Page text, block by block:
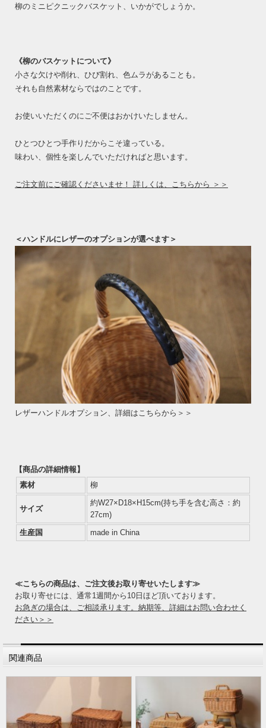
柳のミニピクニックバスケット、いかがでしょうか。
《柳のバスケットについて》
小さな欠けや削れ、ひび割れ、色ムラがあることも。
それも自然素材ならではのことです。
お使いいただくのにご不便はおかけいたしません。
ひとつひとつ手作りだからこそ違っている。
味わい、個性を楽しんでいただければと思います。
ご注文前にご確認くださいませ！ 詳しくは、こちらから ＞＞
＜ハンドルにレザーのオプションが選べます＞
レザーハンドルオプション、詳細はこちらから＞＞
【商品の詳細情報】
素材
柳
サイズ
約W27×D18×H15cm(持ち手を含む高さ：約
27cm)
生産国
made in China
≪こちらの商品は、ご注文後お取り寄せいたします≫
お取り寄せには、通常1週間から10日ほど頂いております。
お急ぎの場合は、ご相談承ります。納期等、詳細はお問い合わせく
ださい＞＞
関連商品